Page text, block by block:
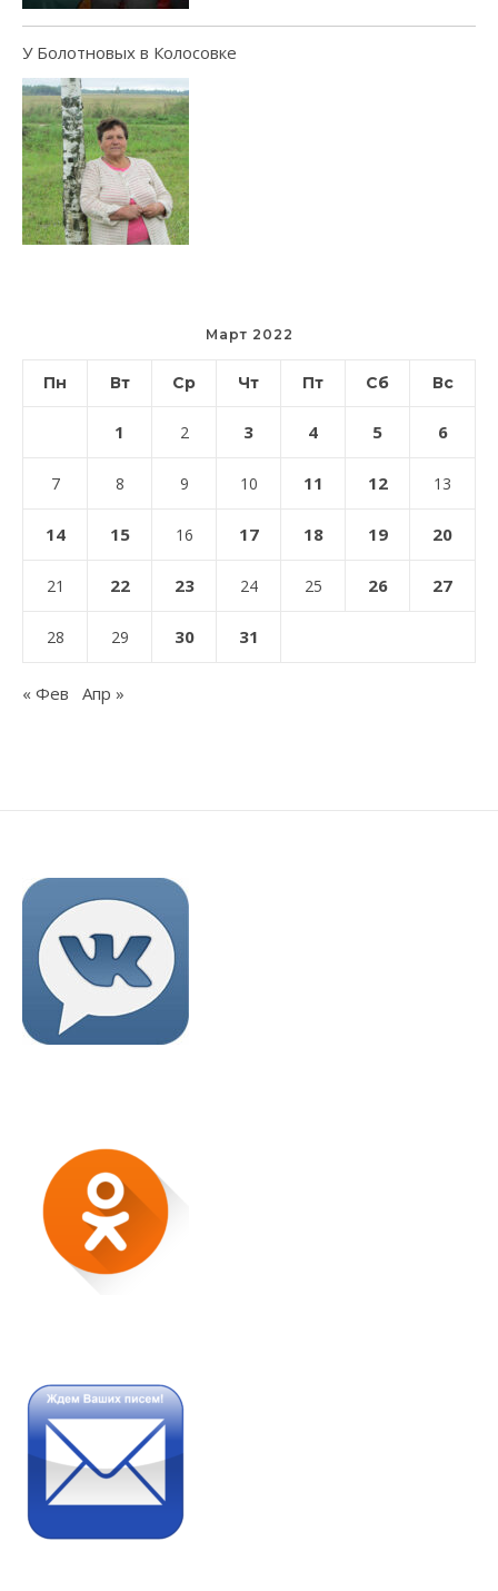
У Болотновых в Колосовке
Март 2022
Пн Вт Ср Чт Пт Сб Вс
1 2 3 4 5 6
7 8 9 10 11 12 13
14 15 16 17 18 19 20
21 22 23 24 25 26 27
28 29 30 31
« Фев Апр »